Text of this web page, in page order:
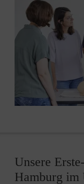
Unsere
Hamburg im